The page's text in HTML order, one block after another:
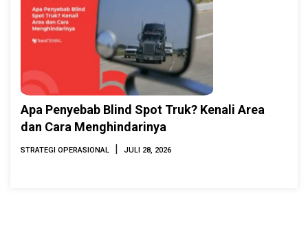
Apa Penyebab Blind Spot Truk? Kenali Area
dan Cara Menghindarinya
STRATEGI OPERASIONAL | JULI 28, 2026